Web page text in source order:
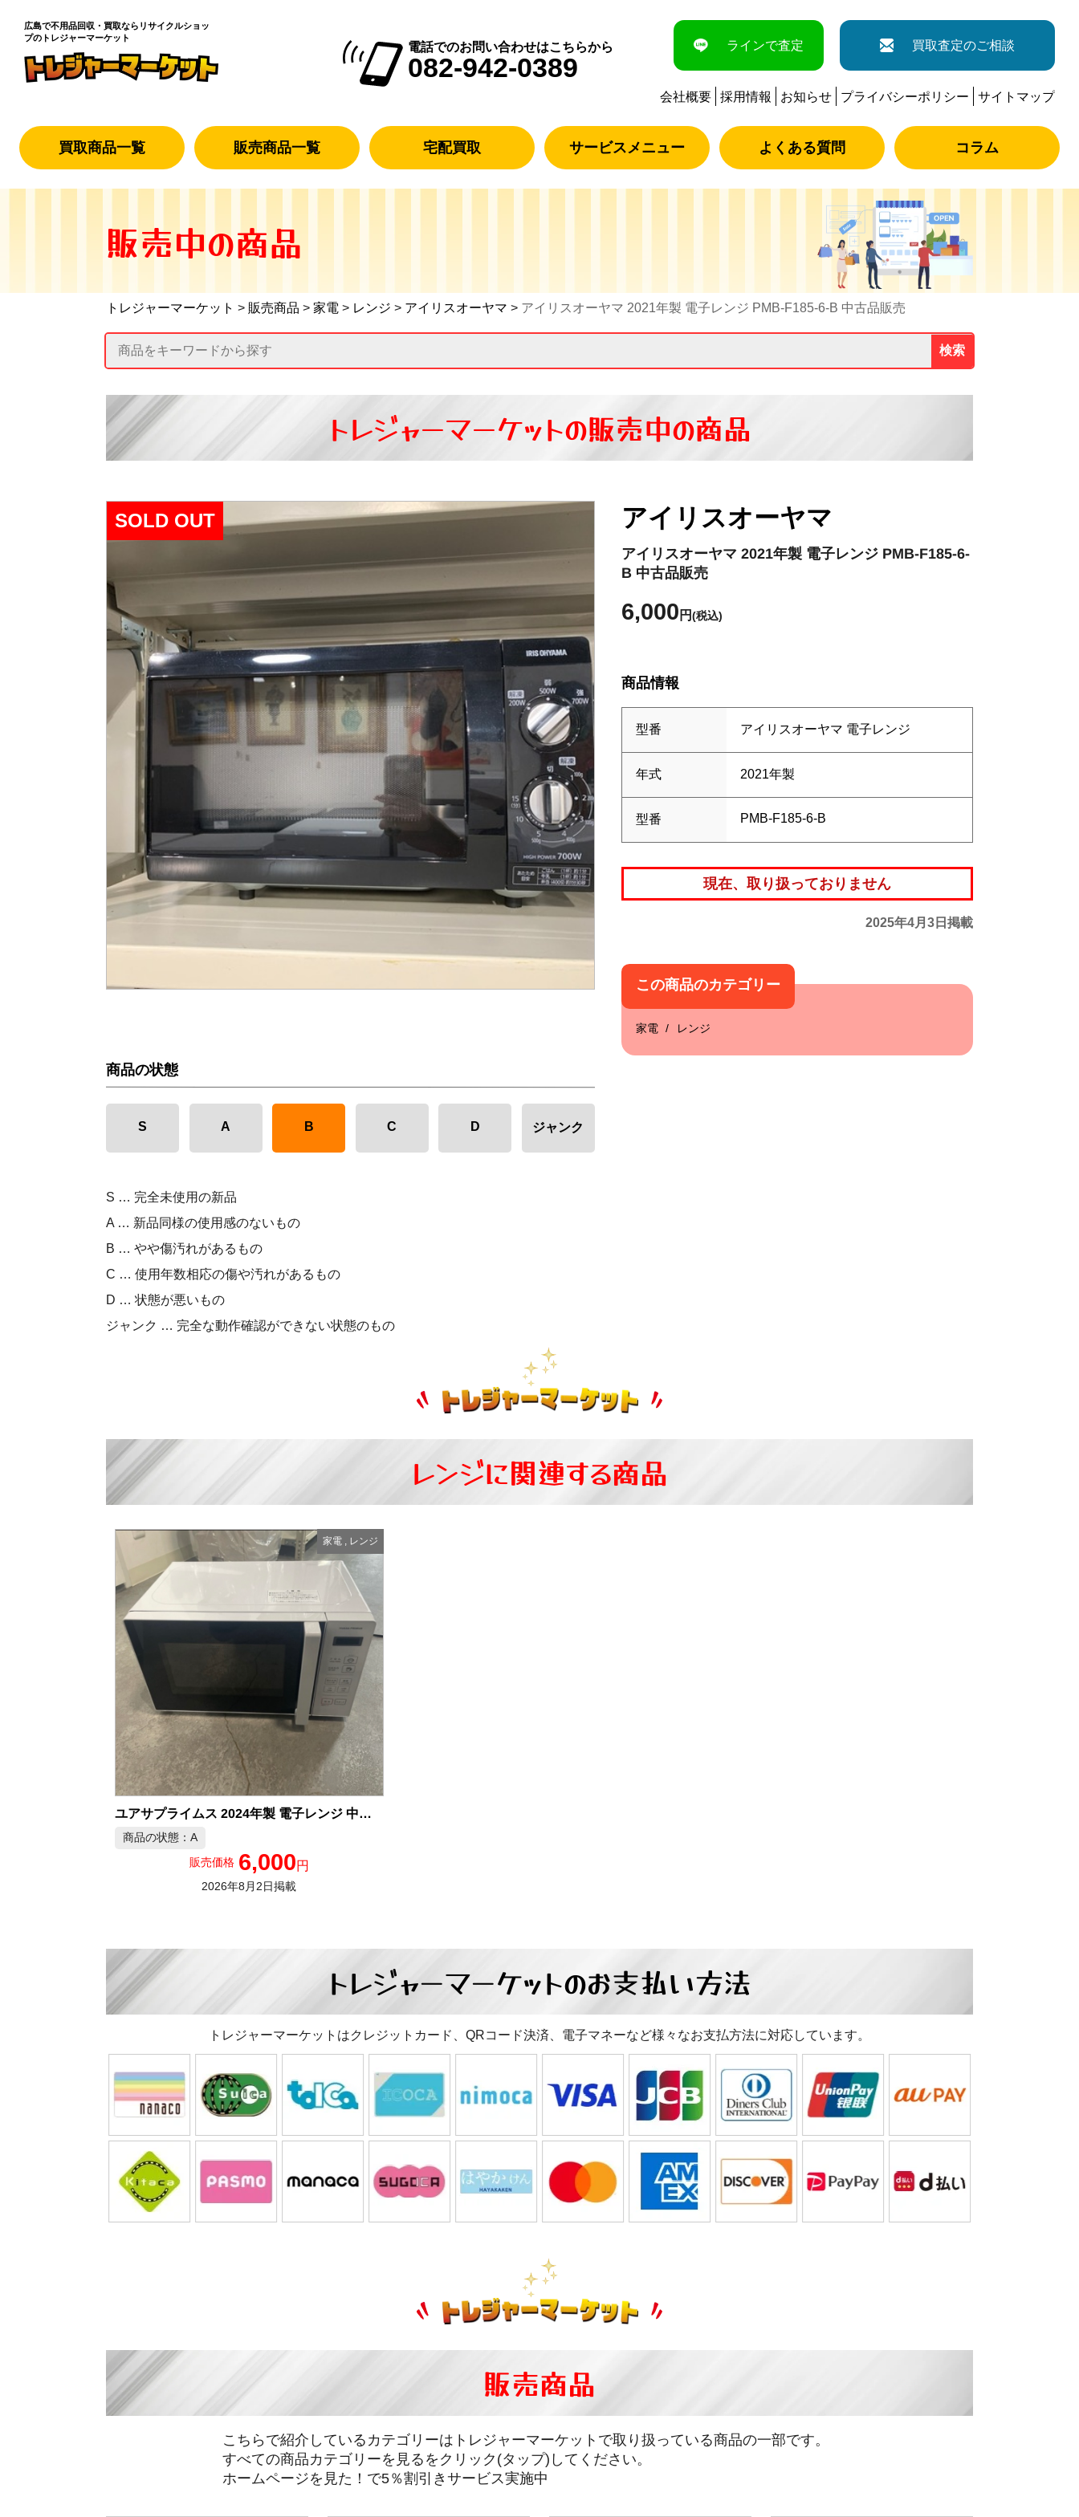
広島で不用品回収・買取なら リサイクルショッ
プのトレジャーマーケット
電話でのお問い合わせはこちらから
082-942-0389
ラインで査定 買取査定のご相談
会社概要 採用情報 お知らせ プライバシーポリシー サイトマップ
買取商品一覧 販売商品一覧 宅配買取 サービスメニュー よくある質問 コラム
販売中の商品
トレジャーマーケット > 販売商品 > 家電 > レンジ > アイリスオーヤマ > アイリスオーヤマ 2021年製 電子レンジ PMB-F185-6-B 中古品販売
検索
トレジャーマーケットの販売中の商品
アイリスオーヤマ
アイリスオーヤマ 2021年製 電子レンジ PMB-F185-6-
B 中古品販売
6,000 円(税込)
商品情報
型番 アイリスオーヤマ 電子レンジ
年式 2021年製
型番 PMB-F185-6-B
現在、取り扱っておりません
2025年4月3日掲載
この商品のカテゴリー
家電 レンジ
SOLD OUT
商品の状態
S A B C D ジャンク
S … 完全未使用の新品
A … 新品同様の使用感のないもの
B … やや傷汚れがあるもの
C … 使用年数相応の傷や汚れがあるもの
D … 状態が悪いもの
ジャンク … 完全な動作確認ができない状態のもの
レンジに関連する商品
家電, レンジ
ユアサプライムス 2024年製 電子レンジ 中古品販売
商品の状態：A
販売価格 6,000円
2026年8月2日掲載
トレジャーマーケットのお支払い方法
トレジャーマーケットはクレジットカード、QRコード決済、電子マネーなど様々なお支払方法に対応しています。
販売商品
こちらで紹介しているカテゴリーはトレジャーマーケットで取り扱っている商品の一部です。
すべての商品カテゴリーを見るをクリック(タップ)してください。
ホームページを見た！で5％割引きサービス実施中